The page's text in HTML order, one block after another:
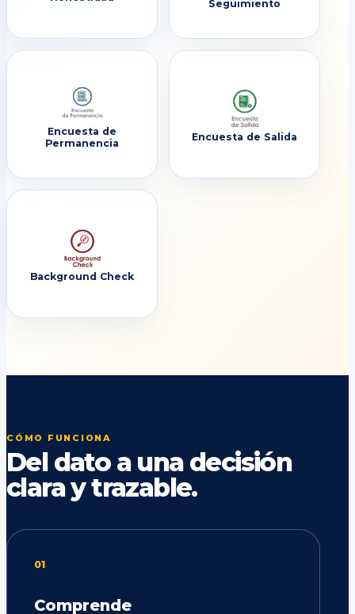
Seguimiento
Encuesta de
Permanencia
Encuesta de Salida
Background Check
CÓMO FUNCIONA
Del dato a una decisión
clara y trazable.
01
Comprende